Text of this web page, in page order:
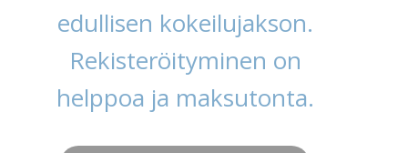
edullisen kokeilujakson.
Rekisteröityminen on
helppoa ja maksutonta.